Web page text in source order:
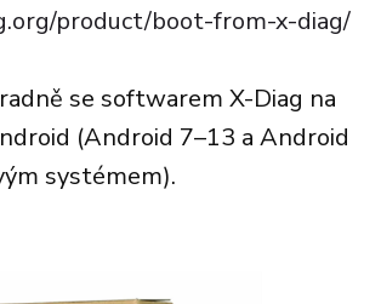
product/boot-from-x-diag/
se softwarem X-Diag na
(Android 7–13 a Android
systémem).